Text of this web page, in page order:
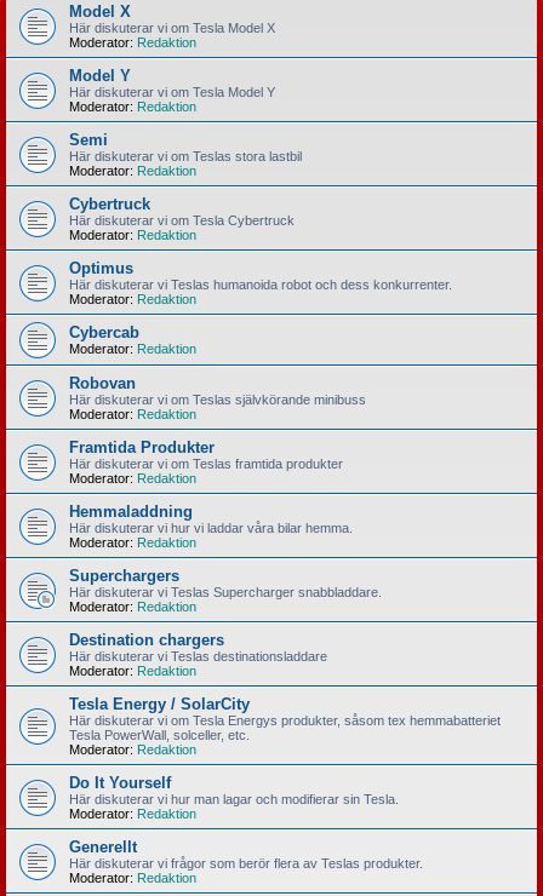
Model X
Här diskuterar vi om Tesla Model X
Moderator: Redaktion
Model Y
Här diskuterar vi om Tesla Model Y
Moderator: Redaktion
Semi
Här diskuterar vi om Teslas stora lastbil
Moderator: Redaktion
Cybertruck
Här diskuterar vi om Tesla Cybertruck
Moderator: Redaktion
Optimus
Här diskuterar vi Teslas humanoida robot och dess konkurrenter.
Moderator: Redaktion
Cybercab
Moderator: Redaktion
Robovan
Här diskuterar vi om Teslas självkörande minibuss
Moderator: Redaktion
Framtida Produkter
Här diskuterar vi om Teslas framtida produkter
Moderator: Redaktion
Hemmaladdning
Här diskuterar vi hur vi laddar våra bilar hemma.
Moderator: Redaktion
Superchargers
Här diskuterar vi Teslas Supercharger snabbladdare.
Moderator: Redaktion
Destination chargers
Här diskuterar vi Teslas destinationsladdare
Moderator: Redaktion
Tesla Energy / SolarCity
Här diskuterar vi om Tesla Energys produkter, såsom tex hemmabatteriet
Tesla PowerWall, solceller, etc.
Moderator: Redaktion
Do It Yourself
Här diskuterar vi hur man lagar och modifierar sin Tesla.
Moderator: Redaktion
Generellt
Här diskuterar vi frågor som berör flera av Teslas produkter.
Moderator: Redaktion